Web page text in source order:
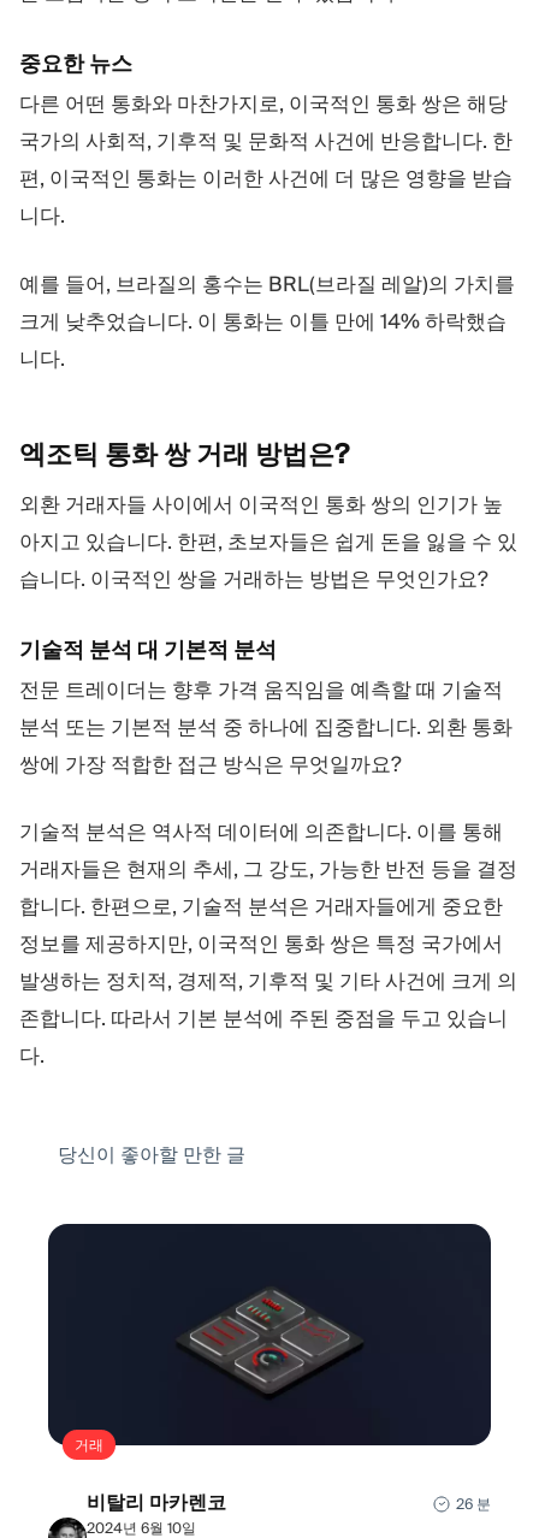
중요한 뉴스
다른 어떤 통화와 마찬가지로, 이국적인 통화 쌍은 해당
국가의 사회적, 기후적 및 문화적 사건에 반응합니다. 한
편, 이국적인 통화는 이러한 사건에 더 많은 영향을 받습
니다.
예를 들어, 브라질의 홍수는 BRL(브라질 레알)의 가치를
크게 낮추었습니다. 이 통화는 이틀 만에 14% 하락했습
니다.
엑조틱 통화 쌍 거래 방법은?
외환 거래자들 사이에서 이국적인 통화 쌍의 인기가 높
아지고 있습니다. 한편, 초보자들은 쉽게 돈을 잃을 수 있
습니다. 이국적인 쌍을 거래하는 방법은 무엇인가요?
기술적 분석 대 기본적 분석
전문 트레이더는 향후 가격 움직임을 예측할 때 기술적
분석 또는 기본적 분석 중 하나에 집중합니다. 외환 통화
쌍에 가장 적합한 접근 방식은 무엇일까요?
기술적 분석은 역사적 데이터에 의존합니다. 이를 통해
거래자들은 현재의 추세, 그 강도, 가능한 반전 등을 결정
합니다. 한편으로, 기술적 분석은 거래자들에게 중요한
정보를 제공하지만, 이국적인 통화 쌍은 특정 국가에서
발생하는 정치적, 경제적, 기후적 및 기타 사건에 크게 의
존합니다. 따라서 기본 분석에 주된 중점을 두고 있습니
다.
당신이 좋아할 만한 글
거래
비탈리 마카렌코
2024년 6월 10일
26 분